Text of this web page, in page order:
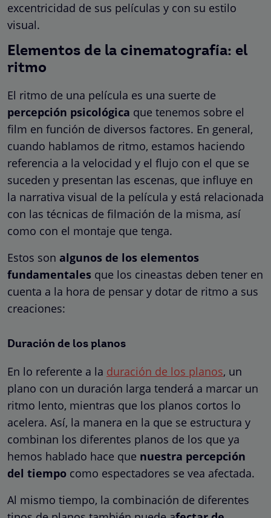
excentricidad de sus películas y con su estilo
visual.
Elementos de la cinematografía: el
ritmo
El ritmo de una película es una suerte de
percepción psicológica que tenemos sobre el
film en función de diversos factores. En general,
cuando hablamos de ritmo, estamos haciendo
referencia a la velocidad y el flujo con el que se
suceden y presentan las escenas, que influye en
la narrativa visual de la película y está relacionada
con las técnicas de filmación de la misma, así
como con el montaje que tenga.
Estos son algunos de los elementos
fundamentales que los cineastas deben tener en
cuenta a la hora de pensar y dotar de ritmo a sus
creaciones:
Duración de los planos
En lo referente a la duración de los planos, un
plano con un duración larga tenderá a marcar un
ritmo lento, mientras que los planos cortos lo
acelera. Así, la manera en la que se estructura y
combinan los diferentes planos de los que ya
hemos hablado hace que nuestra percepción
del tiempo como espectadores se vea afectada.
Al mismo tiempo, la combinación de diferentes